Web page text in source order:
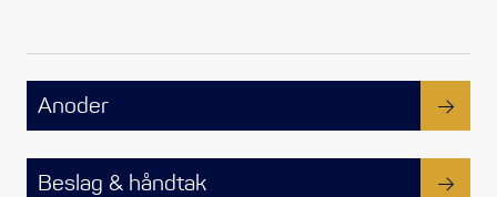
Anoder
Beslag & håndtak
Styring/kontroll
Verktøy